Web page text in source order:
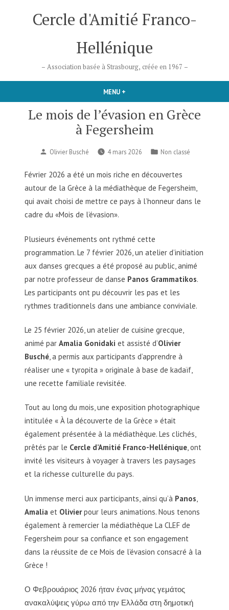
Cercle d'Amitié Franco-
Hellénique
– Association basée à Strasbourg, créée en 1967 –
MENU +
Le mois de l’évasion en Grèce
à Fegersheim
Publié
Olivier Busché 4 mars 2026
Publié
Non classé
Février 2026 a été un mois riche en découvertes
autour de la Grèce à la médiathèque de Fegersheim,
qui avait choisi de mettre ce pays à l’honneur dans le
cadre du «Mois de l’évasion».
Plusieurs événements ont rythmé cette
programmation. Le 7 février 2026, un atelier d’initiation
aux danses grecques a été proposé au public, animé
par notre professeur de danse Panos Grammatikos.
Les participants ont pu découvrir les pas et les
rythmes traditionnels dans une ambiance conviviale.
Le 25 février 2026, un atelier de cuisine grecque,
animé par Amalia Gonidaki et assisté d’Olivier
Busché, a permis aux participants d’apprendre à
réaliser une « tyropita » originale à base de kadaïf,
une recette familiale revisitée.
Tout au long du mois, une exposition photographique
intitulée « À la découverte de la Grèce » était
également présentée à la médiathèque. Les clichés,
prêtés par le Cercle d’Amitié Franco-Hellénique, ont
invité les visiteurs à voyager à travers les paysages
et la richesse culturelle du pays.
Un immense merci aux participants, ainsi qu’à Panos
Amalia et Olivierpour leurs animations. Nous tenons
également à remercier la médiathèque La CLEF de
Fegersheim pour sa confiance et son engagement
dans la réussite de ce Mois de l’évasion consacré à la
Grèce !
Ο Φεβρουάριος 2026 ήταν ένας μήνας γεμάτος
ανακαλύψεις γύρω από την Ελλάδα στη δημοτική